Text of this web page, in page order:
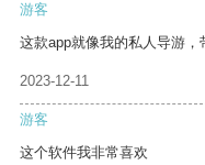
游客
这款app就像我的私人导游，
2023-12-11
游客
这个软件我非常喜欢